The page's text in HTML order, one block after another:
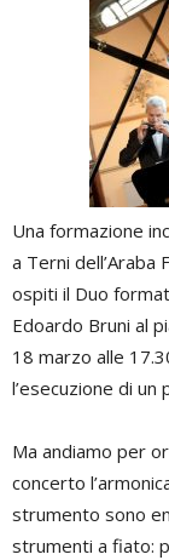
Una formazione
a Terni dell’Araba
ospiti il Duo
Edoardo Bruni al
18 marzo alle
l’esecuzione di
Ma andiamo per
concerto
strumento sono
strumenti a fiato: